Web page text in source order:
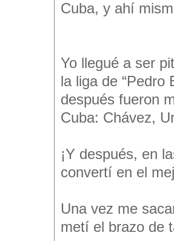
Cuba, y ahí
Yo llegué a ser
la liga de “Pedro
después fueron
Cuba: Chávez,
¡Y después, en
convertí en el
Una vez me
metí el brazo de